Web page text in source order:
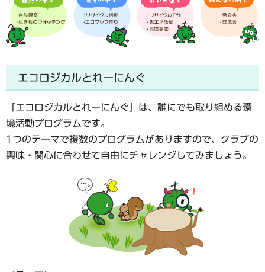
エコロジカルとれーにんぐ
「エコロジカルとれーにんぐ」は、誰にでも取り組める環
境活動プログラムです。
1つのテーマで複数のプログラムがありますので、クラブの
興味・関心に合わせて自由にチャレンジしてみましょう。